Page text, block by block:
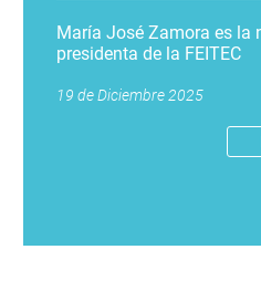
María José Zamora es la
presidenta de la FEITEC
19 de Diciembre 2025